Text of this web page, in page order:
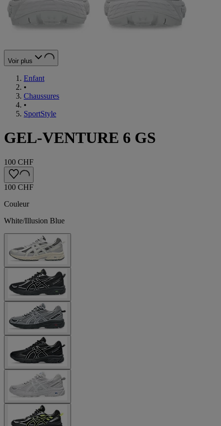
Voir plus
Enfant
•
Chaussures
•
SportStyle
GEL-VENTURE 6 GS
100 CHF
100 CHF
Couleur
White/Illusion Blue